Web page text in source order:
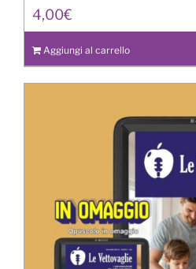
4,00€
Aggiungi al carrello